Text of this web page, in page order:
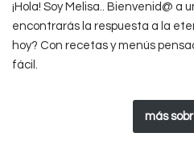
¡Hola! Soy Melisa.. Bienvenid@ a
encontrarás la respuesta a la
hoy? Con recetas y menús
fácil.
más